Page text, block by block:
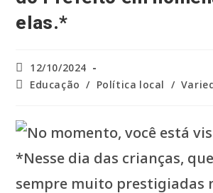
elas.*
Post
publicado:
12/10/2024
Categoria
Educação / Política local /